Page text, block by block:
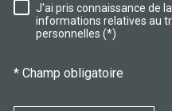
J'ai pris connaissance de
informations relatives au
personnelles (*)
* Champ obligatoire